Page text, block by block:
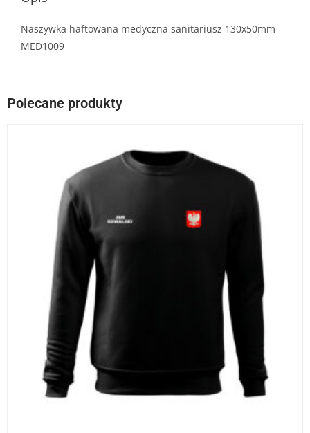
Naszywka haftowana medyczna sanitariusz 130x50mm
MED1009
Polecane produkty